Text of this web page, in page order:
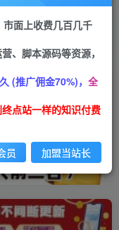
APP下载
Down
面上收费几百几千
、脚本源码等资源，
(推广佣金70%)， 全
点站一样的知识付费
员 加盟当站长